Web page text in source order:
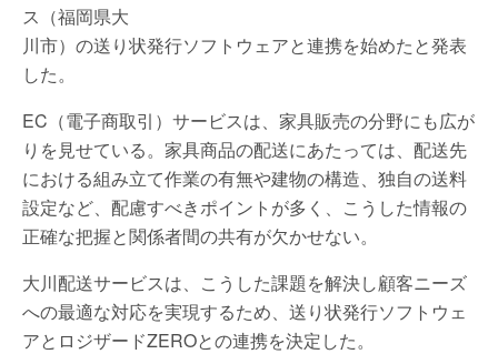
ス（福岡県大
川市）の送り状発行ソフトウェアと連携を始めたと発表
した。
EC（電子商取引）サービスは、家具販売の分野にも広が
りを見せている。家具商品の配送にあたっては、配送先
における組み立て作業の有無や建物の構造、独自の送料
設定など、配慮すべきポイントが多く、こうした情報の
正確な把握と関係者間の共有が欠かせない。
大川配送サービスは、こうした課題を解決し顧客ニーズ
への最適な対応を実現するため、送り状発行ソフトウェ
アとロジザードZEROとの連携を決定した。